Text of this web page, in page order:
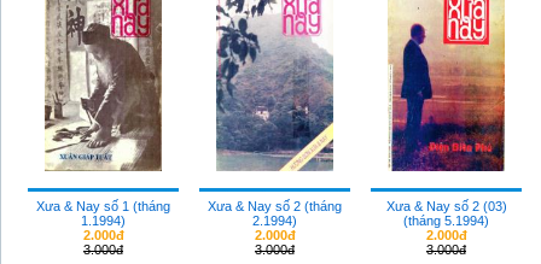
Xưa & Nay số 1 (tháng
1.1994)
2.000đ
3.000đ
Xưa & Nay số 2 (tháng
2.1994)
2.000đ
3.000đ
Xưa & Nay số 2 (03)
(tháng 5.1994)
2.000đ
3.000đ